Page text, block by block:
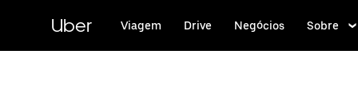
conteúdo
Uber Viagem Drive Negócios Sobre